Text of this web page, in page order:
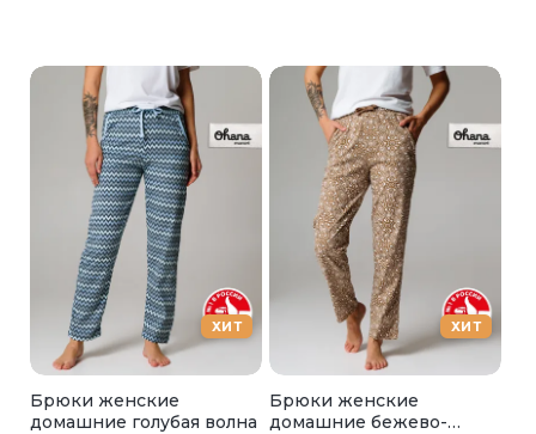
ХИТ
Брюки женские
домашние голубая волна
ХИТ
Брюки женские
домашние бежево-